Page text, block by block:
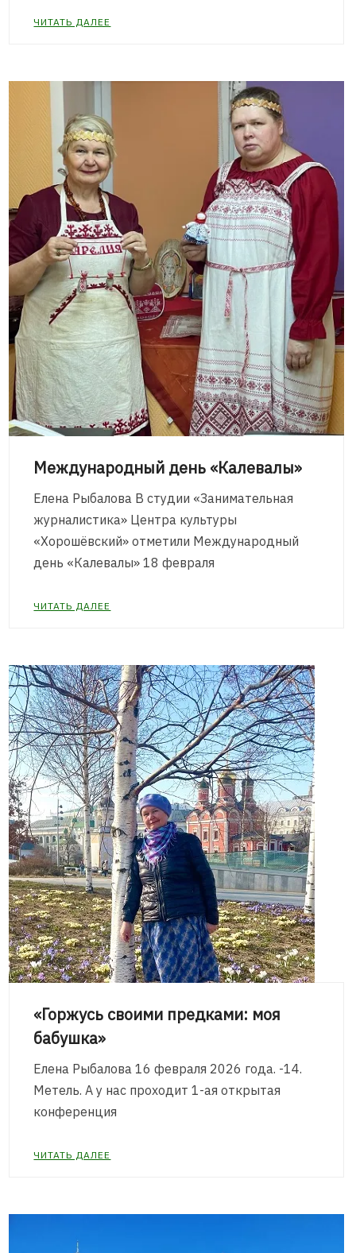
ЧИТАТЬ ДАЛЕЕ
Международный день «Калевалы»
Елена Рыбалова В студии «Занимательная
журналистика» Центра культуры
«Хорошёвский» отметили Международный
день «Калевалы» 18 февраля
ЧИТАТЬ ДАЛЕЕ
«Горжусь своими предками: моя
бабушка»
Елена Рыбалова 16 февраля 2026 года. -14.
Метель. А у нас проходит 1-ая открытая
конференция
ЧИТАТЬ ДАЛЕЕ